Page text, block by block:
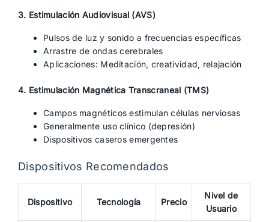
3. Estimulación Audiovisual (AVS)
Pulsos de luz y sonido a frecuencias específicas
Arrastre de ondas cerebrales
Aplicaciones: Meditación, creatividad, relajación
4. Estimulación Magnética Transcraneal (TMS)
Campos magnéticos estimulan células nerviosas
Generalmente uso clínico (depresión)
Dispositivos caseros emergentes
Dispositivos Recomendados
Dispositivo Tecnología Precio
Nivel de
Usuario